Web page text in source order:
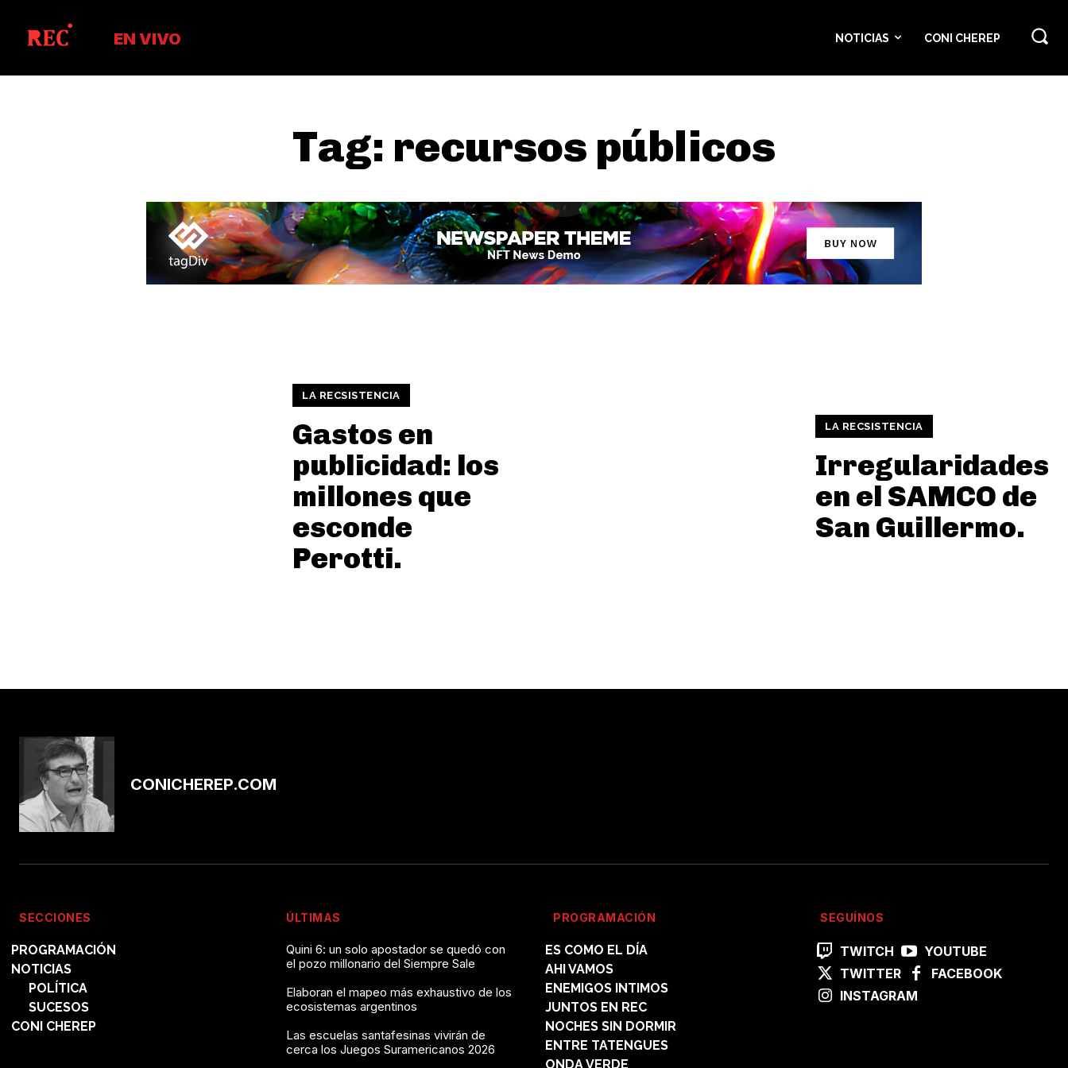
EN VIVO NOTICIAS CONI CHEREP
Tag: recursos públicos
LA RECSISTENCIA
Gastos en
publicidad: los
millones que
esconde
Perotti.
LA RECSISTENCIA
Irregularidades
en el SAMCO de
San Guillermo.
CONICHEREP.COM
SECCIONES
PROGRAMACIÓN
NOTICIAS
POLÍTICA
SUCESOS
CONI CHEREP
ÚLTIMAS
Quini 6: un solo apostador se quedó con
el pozo millonario del Siempre Sale
Elaboran el mapeo más exhaustivo de los
ecosistemas argentinos
Las escuelas santafesinas vivirán de
cerca los Juegos Suramericanos 2026
PROGRAMACIÓN
ES COMO EL DÍA
AHI VAMOS
ENEMIGOS INTIMOS
JUNTOS EN REC
NOCHES SIN DORMIR
ENTRE TATENGUES
ONDA VERDE
SEGUÍNOS
TWITCH
YOUTUBE
TWITTER
FACEBOOK
INSTAGRAM